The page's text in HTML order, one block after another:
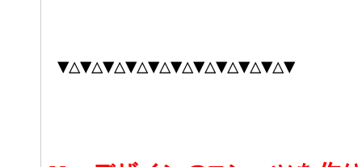
▼△▼△▼△▼△▼△▼△▼△▼△▼△▼△▼